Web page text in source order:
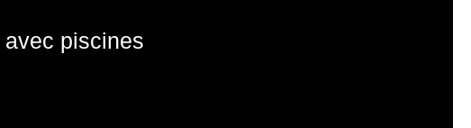
piscines